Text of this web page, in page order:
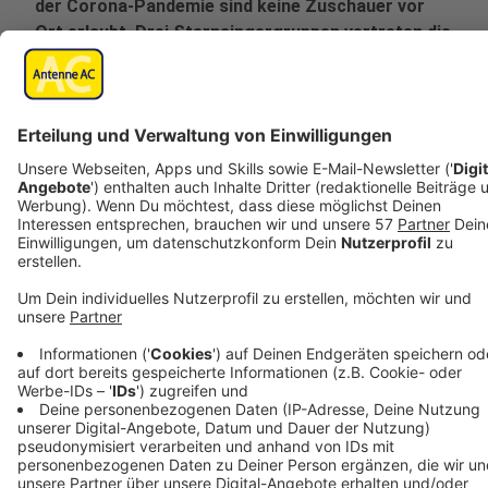
der Corona-Pandemie sind keine Zuschauer vor
Ort erlaubt. Drei Sternsingergruppen vertreten die
bundesweit rund 300.000 Sternsinger - außerdem
werden unter anderem der Aachener Bischof
Oberbürgermeisterin Sibylle Keupen an der
Eröffnungsfeier teilnehmen,
- es sind aber interaktive, analoge und digitale
Elemente für die Eröffnungsfeier geplant.
Außerdem überträgt Domradio.de den
EWTN. Sternsinger können über eine Online-
Plattform für Sternsinger
https://bundesweite-eroeffnung.sternsinger.de/